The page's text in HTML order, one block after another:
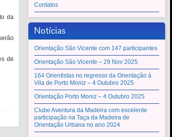
da
de
Contatos
Notícias
Orientação São Vicente com 147 participantes
Orientação São Vicente – 29 Nov 2025
164 Orientistas no regresso da Orientação à
Vila de Porto Moniz – 4 Outubro 2025
Orientação Porto Moniz – 4 Outubro 2025
Clube Aventura da Madeira com excelente
participação na Taça da Madeira de
Orientação Urbana no ano 2024